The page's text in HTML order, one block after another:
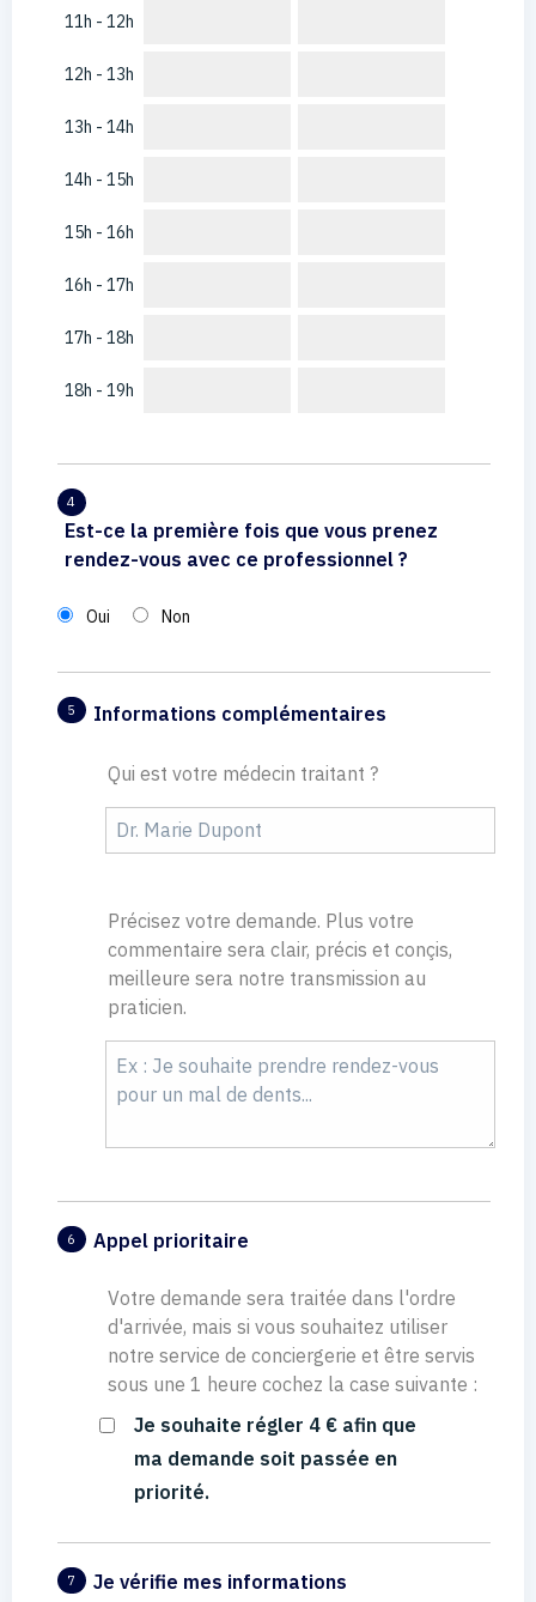
11h - 12h
12h - 13h
13h - 14h
14h - 15h
15h - 16h
16h - 17h
17h - 18h
18h - 19h
4
Est-ce la première fois que vous prenez
rendez-vous avec ce professionnel ?
Oui Non
5 Informations complémentaires
Qui est votre médecin traitant ?
Précisez votre demande. Plus votre
commentaire sera clair, précis et conçis,
meilleure sera notre transmission au
praticien.
6 Appel prioritaire
Votre demande sera traitée dans l'ordre
d'arrivée, mais si vous souhaitez utiliser
notre service de conciergerie et être servis
sous une 1 heure cochez la case suivante :
Je souhaite régler 4 € afin que
ma demande soit passée en
priorité.
7 Je vérifie mes informations